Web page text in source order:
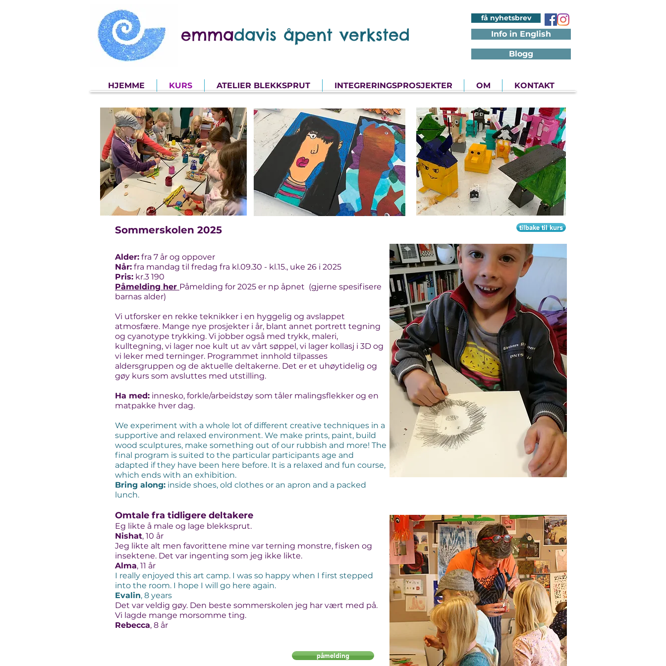
emmadavis åpent verksted
få nyhetsbrev
Info in English
Blogg
HJEMME KURS ATELIER BLEKKSPRUT INTEGRERINGSPROSJEKTER OM KONTAKT
Sommerskolen 2025
Alder: fra 7 år og oppover
Når: fra mandag til fredag fra kl.09.30 - kl.15., uke 26 i 2025
Pris: kr.3 190
Påmelding her Påmelding for 2025 er np åpnet (gjerne spesifisere
barnas alder)
Vi utforsker en rekke teknikker i en hyggelig og avslappet
atmosfære. Mange nye prosjekter i år, blant annet portrett tegning
og cyanotype trykking. Vi jobber også med trykk, maleri,
kulltegning, vi lager noe kult ut av vårt søppel, vi lager kollasj i 3D og
vi leker med terninger. Programmet innhold tilpasses
aldersgruppen og de aktuelle deltakerne. Det er et uhøytidelig og
gøy kurs som avsluttes med utstilling.
Ha med: innesko, forkle/arbeidstøy som tåler malingsflekker og en
matpakke hver dag.
We experiment with a whole lot of different creative techniques in a
supportive and relaxed environment. We make prints, paint, build
wood sculptures, make something out of our rubbish and more! The
final program is suited to the particular participants age and
adapted if they have been here before. It is a relaxed and fun course,
which ends with an exhibition.
Bring along: inside shoes, old clothes or an apron and a packed
lunch.
Omtale fra tidligere deltakere
Eg likte å male og lage blekksprut.
Nishat, 10 år
Jeg likte alt men favorittene mine var terning monstre, fisken og
insektene. Det var ingenting som jeg ikke likte.
Alma, 11 år
I really enjoyed this art camp. I was so happy when I first stepped
into the room. I hope I will go here again.
Evalin, 8 years
Det var veldig gøy. Den beste sommerskolen jeg har vært med på.
Vi lagde mange morsomme ting.
Rebecca, 8 år
påmelding
tilbake til kurs